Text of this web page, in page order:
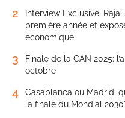
2
Interview Exclusive.
première année et
économique
3
Finale de la CAN 2025:
octobre
4
Casablanca ou Madrid:
la finale du Mondial